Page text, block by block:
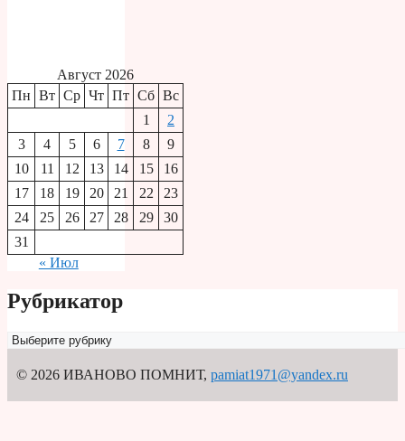
Август 2026
Пн Вт Ср Чт Пт Сб Вс
1
2
3
4 5 6 7 8
9
10
11 12 13 14 15
16
17
18 19 20 21 22
23
24
25 26 27 28 29
30
31
« Июл
Рубрикатор
Рубрикатор
© 2026 ИВАНОВО ПОМНИТ, pamiat1971@yandex.ru